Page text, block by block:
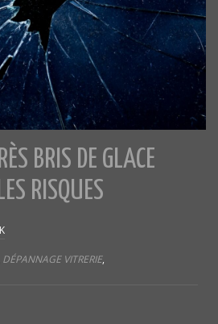
BRIS DE GLACE
RISQUES
DÉPANNAGE VITRERIE,